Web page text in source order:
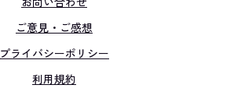
ご意見・ご感想
プライバシーポリシー
利用規約